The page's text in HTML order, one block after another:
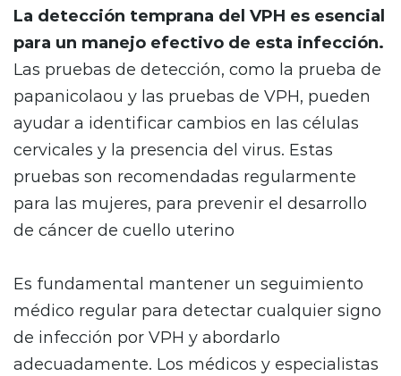
La detección temprana del VPH es esencial
para un manejo efectivo de esta infección.
Las pruebas de detección, como la prueba de
papanicolaou y las pruebas de VPH, pueden
ayudar a identificar cambios en las células
cervicales y la presencia del virus. Estas
pruebas son recomendadas regularmente
para las mujeres, para prevenir el desarrollo
de cáncer de cuello uterino
Es fundamental mantener un seguimiento
médico regular para detectar cualquier signo
de infección por VPH y abordarlo
adecuadamente. Los médicos y especialistas